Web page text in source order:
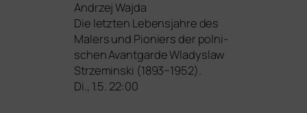
Andrzej Wajda
Die letz­ten Lebensjahre des
Malers und Pioniers der pol­ni­
schen Avantgarde Wladyslaw
Strzeminski (1893−1952).
Di., 1.5. 22:00